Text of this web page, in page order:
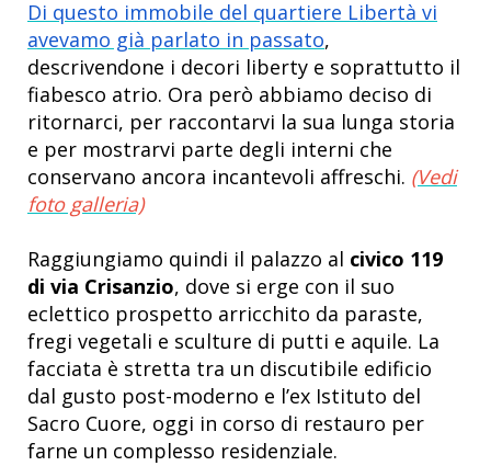
Di questo immobile del quartiere Libertà vi
avevamo già parlato in passato,
descrivendone i decori liberty e soprattutto il
fiabesco atrio. Ora però abbiamo deciso di
ritornarci, per raccontarvi la sua lunga storia
e per mostrarvi parte degli interni che
conservano ancora incantevoli affreschi. (Vedi
foto galleria)
Raggiungiamo quindi il palazzo al civico 119
di via Crisanzio, dove si erge con il suo
eclettico prospetto arricchito da paraste,
fregi vegetali e sculture di putti e aquile. La
facciata è stretta tra un discutibile edificio
dal gusto post-moderno e l’ex Istituto del
Sacro Cuore, oggi in corso di restauro per
farne un complesso residenziale.